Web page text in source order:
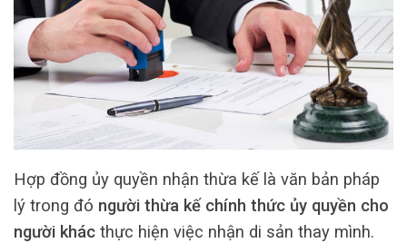
Hợp đồng ủy quyền nhận thừa kế là văn bản pháp
lý trong đó người thừa kế chính thức ủy quyền cho
người khác thực hiện việc nhận di sản thay mình.